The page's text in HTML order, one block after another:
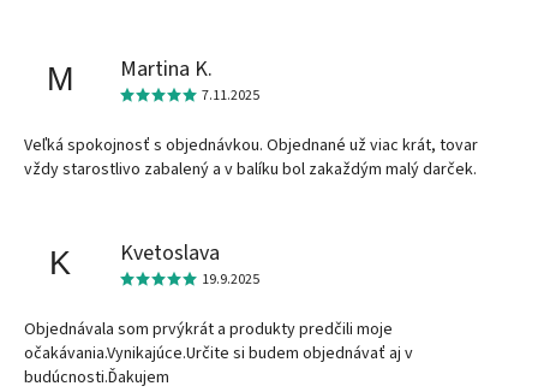
M Martina K.
7.11.2025
Veľká spokojnosť s objednávkou. Objednané už viac krát, tovar
vždy starostlivo zabalený a v balíku bol zakaždým malý darček.
K Kvetoslava
19.9.2025
Objednávala som prvýkrát a produkty predčili moje
očakávania.Vynikajúce.Určite si budem objednávať aj v
budúcnosti.Ďakujem